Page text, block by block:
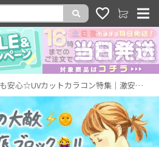
お出かけでもおうちでも安心☆UVカットカラコン特集｜激安カラコン通販ホテラバ